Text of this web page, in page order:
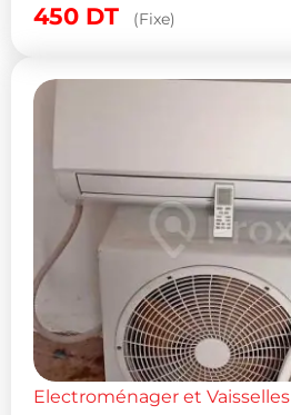
450 DT (Fixe)
Electroménager et Vaisselles